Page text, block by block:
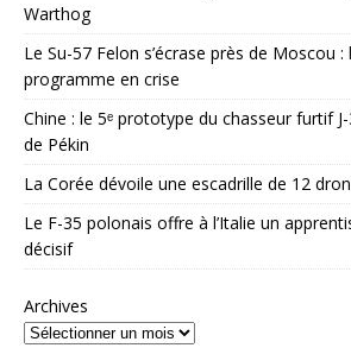
Warthog
Le Su-57 Felon s’écrase près de Moscou :
programme en crise
Chine : le 5ᵉ prototype du chasseur furtif
de Pékin
La Corée dévoile une escadrille de 12
Le F-35 polonais offre à l’Italie un
décisif
Archives